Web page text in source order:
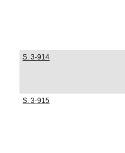
S. 3-914
S. 3-915